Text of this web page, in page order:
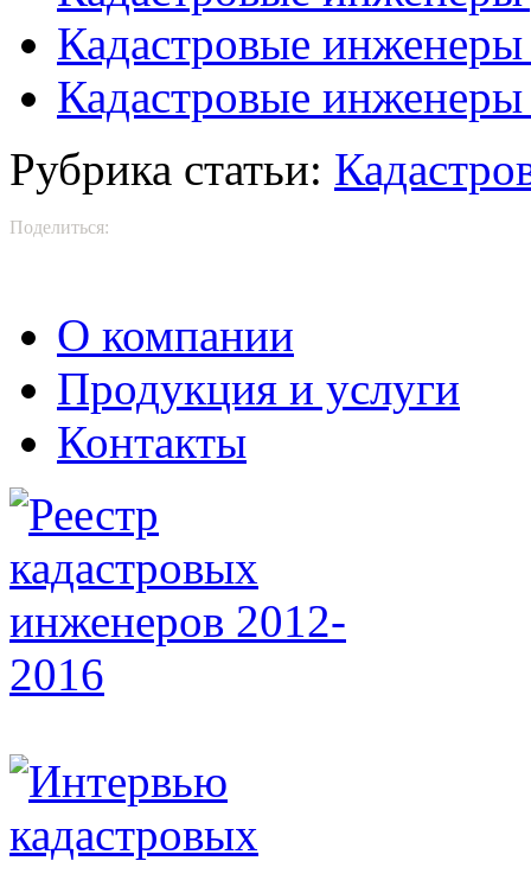
Кадастровые
Кадастровые
Рубрика статьи:
Поделиться:
О компании
Продукция и услуги
Контакты